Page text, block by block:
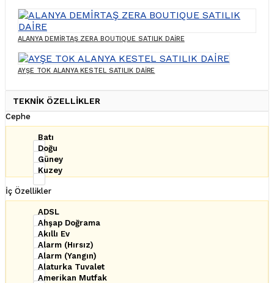
ALANYA DEMİRTAŞ ZERA BOUTIQUE SATILIK DAİRE
AYŞE TOK ALANYA KESTEL SATILIK DAİRE
TEKNİK ÖZELLİKLER
Cephe
Batı
Doğu
Güney
Kuzey
İç Özellikler
ADSL
Ahşap Doğrama
Akıllı Ev
Alarm (Hırsız)
Alarm (Yangın)
Alaturka Tuvalet
Amerikan Mutfak